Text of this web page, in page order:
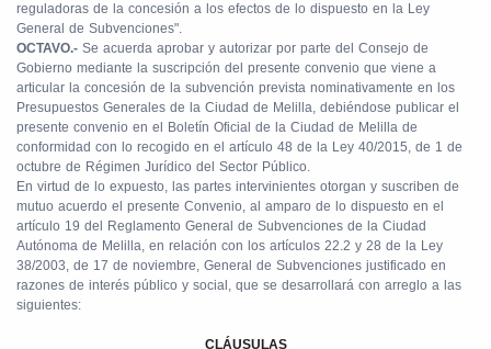
reguladoras de la concesión a los efectos de lo dispuesto en la Ley
General de Subvenciones".
OCTAVO.- Se acuerda aprobar y autorizar por parte del Consejo de
Gobierno mediante la suscripción del presente convenio que viene a
articular la concesión de la subvención prevista nominativamente en los
Presupuestos Generales de la Ciudad de Melilla, debiéndose publicar el
presente convenio en el Boletín Oficial de la Ciudad de Melilla de
conformidad con lo recogido en el artículo 48 de la Ley 40/2015, de 1 de
octubre de Régimen Jurídico del Sector Público.
En virtud de lo expuesto, las partes intervinientes otorgan y suscriben de
mutuo acuerdo el presente Convenio, al amparo de lo dispuesto en el
artículo 19 del Reglamento General de Subvenciones de la Ciudad
Autónoma de Melilla, en relación con los artículos 22.2 y 28 de la Ley
38/2003, de 17 de noviembre, General de Subvenciones justificado en
razones de interés público y social, que se desarrollará con arreglo a las
siguientes:
CLÁUSULAS